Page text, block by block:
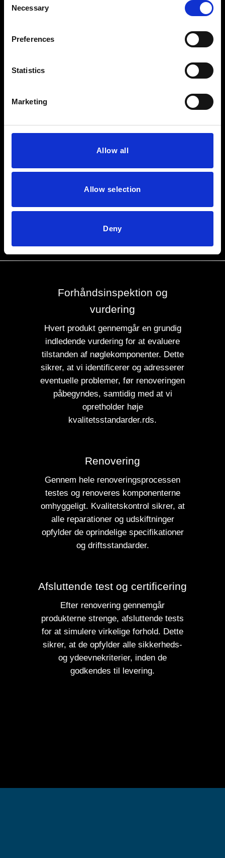
Selection
Necessary
Preferences
Statistics
Marketing
Allow all
Allow selection
Deny
Forhåndsinspektion og
vurdering
Hvert produkt gennemgår en grundig
indledende vurdering for at evaluere
tilstanden af ​​nøglekomponenter. Dette
sikrer, at vi identificerer og adresserer
eventuelle problemer, før renoveringen
påbegyndes, samtidig med at vi
opretholder høje
kvalitetsstandarder.rds.
Renovering
Gennem hele renoveringsprocessen
testes og renoveres komponenterne
omhyggeligt. Kvalitetskontrol sikrer, at
alle reparationer og udskiftninger
opfylder de oprindelige specifikationer
og driftsstandarder.
Afsluttende test og certificering
Efter renovering gennemgår
produkterne strenge, afsluttende tests
for at simulere virkelige forhold. Dette
sikrer, at de opfylder alle sikkerheds-
og ydeevnekriterier, inden de
godkendes til levering.